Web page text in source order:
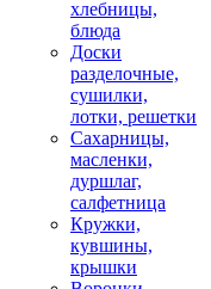
хлебницы,
блюда
Доски
разделочные,
сушилки,
лотки, решетки
Сахарницы,
масленки,
дуршлаг,
салфетница
Кружки,
кувшины,
крышки